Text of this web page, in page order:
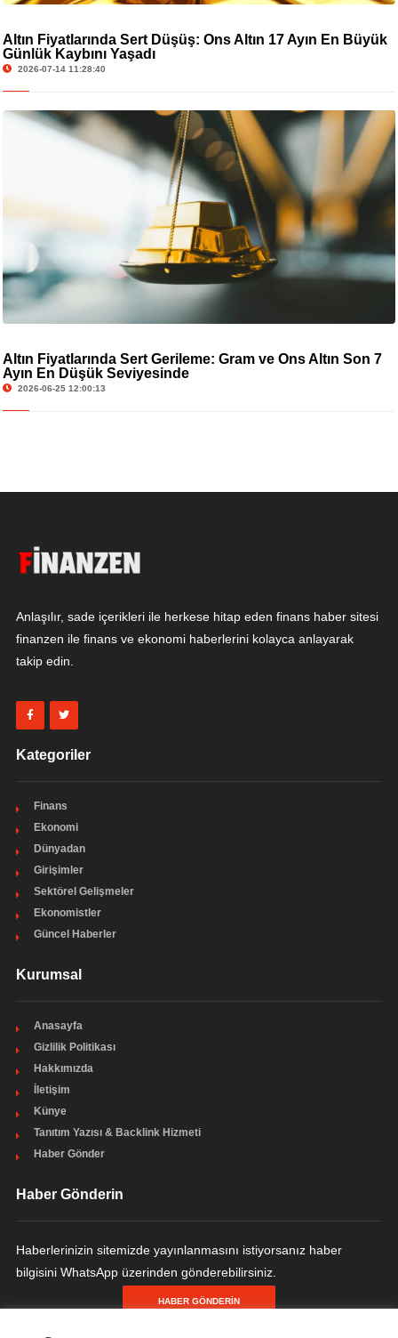
Altın Fiyatlarında Sert Düşüş: Ons Altın 17 Ayın En Büyük
Günlük Kaybını Yaşadı
2026-07-14 11:28:40
Altın Fiyatlarında Sert Gerileme: Gram ve Ons Altın Son 7
Ayın En Düşük Seviyesinde
2026-06-25 12:00:13
Anlaşılır, sade içerikleri ile herkese hitap eden finans haber sitesi
finanzen ile finans ve ekonomi haberlerini kolayca anlayarak
takip edin.
Kategoriler
Finans
Ekonomi
Dünyadan
Girişimler
Sektörel Gelişmeler
Ekonomistler
Güncel Haberler
Kurumsal
Anasayfa
Gizlilik Politikası
Hakkımızda
İletişim
Künye
Tanıtım Yazısı & Backlink Hizmeti
Haber Gönder
Haber Gönderin
Haberlerinizin sitemizde yayınlanmasını istiyorsanız haber
bilgisini WhatsApp üzerinden gönderebilirsiniz.
HABER GÖNDERIN